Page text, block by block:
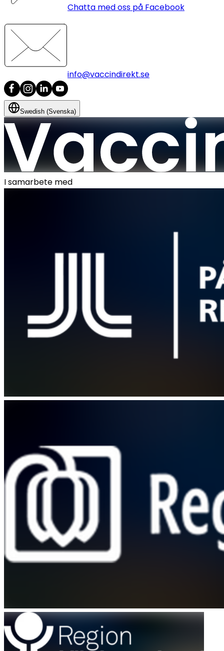
Chatta med oss på Facebook
info@vaccindirekt.se
Swedish (Svenska)
I samarbete med